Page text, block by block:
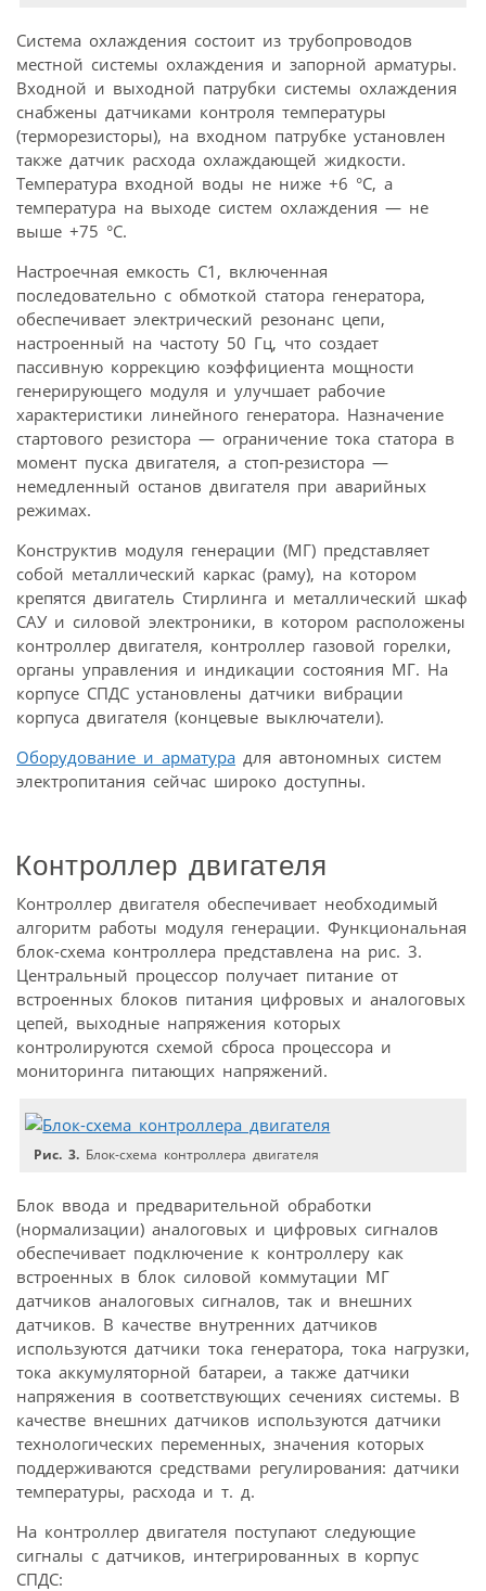
Система охлаждения состоит из трубопроводов
местной системы охлаждения и запорной арматуры.
Входной и выходной патрубки системы охлаждения
снабжены датчиками контроля температуры
(терморезисторы), на входном патрубке установлен
также датчик расхода охлаждающей жидкости.
Температура входной воды не ниже +6 °С, а
температура на выходе систем охлаждения — не
выше +75 °С.
Настроечная емкость С1, включенная
последовательно с обмоткой статора генератора,
обеспечивает электрический резонанс цепи,
настроенный на частоту 50 Гц, что создает
пассивную коррекцию коэффициента мощности
генерирующего модуля и улучшает рабочие
характеристики линейного генератора. Назначение
стартового резистора — ограничение тока статора в
момент пуска двигателя, а стоп-резистора —
немедленный останов двигателя при аварийных
режимах.
Конструктив модуля генерации (МГ) представляет
собой металлический каркас (раму), на котором
крепятся двигатель Стирлинга и металлический шкаф
САУ и силовой электроники, в котором расположены
контроллер двигателя, контроллер газовой горелки,
органы управления и индикации состояния МГ. На
корпусе СПДС установлены датчики вибрации
корпуса двигателя (концевые выключатели).
Оборудование и арматура для автономных систем
электропитания сейчас широко доступны.
Контроллер двигателя
Контроллер двигателя обеспечивает необходимый
алгоритм работы модуля генерации. Функциональная
блок-схема контроллера представлена на рис. 3.
Центральный процессор получает питание от
встроенных блоков питания цифровых и аналоговых
цепей, выходные напряжения которых
контролируются схемой сброса процессора и
мониторинга питающих напряжений.
Рис. 3. Блок-схема контроллера двигателя
Блок ввода и предварительной обработки
(нормализации) аналоговых и цифровых сигналов
обеспечивает подключение к контроллеру как
встроенных в блок силовой коммутации МГ
датчиков аналоговых сигналов, так и внешних
датчиков. В качестве внутренних датчиков
используются датчики тока генератора, тока нагрузки,
тока аккумуляторной батареи, а также датчики
напряжения в соответствующих сечениях системы. В
качестве внешних датчиков используются датчики
технологических переменных, значения которых
поддерживаются средствами регулирования: датчики
температуры, расхода и т. д.
На контроллер двигателя поступают следующие
сигналы с датчиков, интегрированных в корпус
СПДС: